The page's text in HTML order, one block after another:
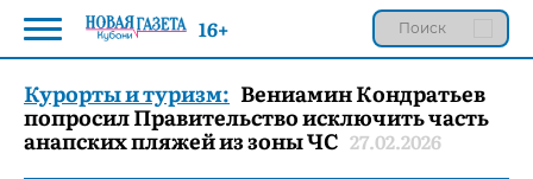
Курорты и туризм: Вениамин Кондратьев
попросил Правительство исключить часть
анапских пляжей из зоны ЧС 27.02.2026
16+